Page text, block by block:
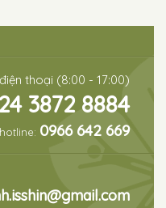
thoại (8:00 - 17:00)
3872 8884
hotline: 0966 642 669